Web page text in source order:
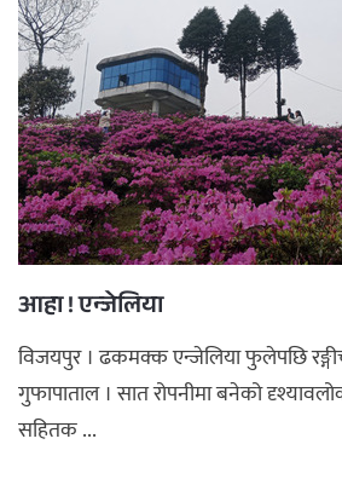
आहा ! एन्जेलिया
विजयपुर । ढकमक्क एन्जेलिया फुलेपछि
गुफापाताल । सात रोपनीमा बनेको
सहितक ...